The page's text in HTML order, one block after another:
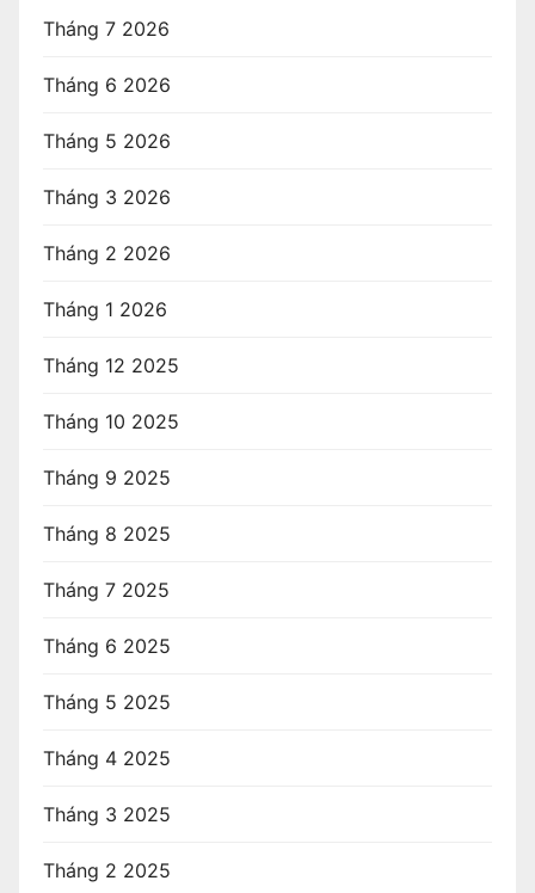
Tháng 7 2026
Tháng 6 2026
Tháng 5 2026
Tháng 3 2026
Tháng 2 2026
Tháng 1 2026
Tháng 12 2025
Tháng 10 2025
Tháng 9 2025
Tháng 8 2025
Tháng 7 2025
Tháng 6 2025
Tháng 5 2025
Tháng 4 2025
Tháng 3 2025
Tháng 2 2025